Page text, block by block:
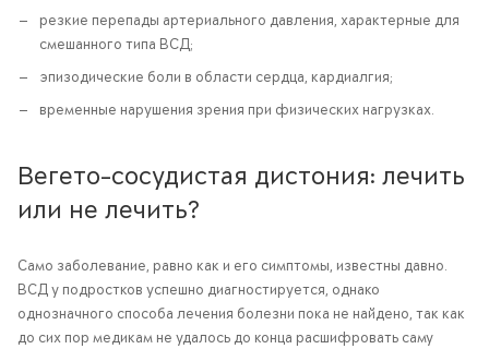
резкие перепады артериального давления, характерные для
смешанного типа ВСД;
эпизодические боли в области сердца, кардиалгия;
временные нарушения зрения при физических нагрузках.
Вегето-сосудистая дистония: лечить
или не лечить?
Само заболевание, равно как и его симптомы, известны давно.
ВСД у подростков успешно диагностируется, однако
однозначного способа лечения болезни пока не найдено, так как
до сих пор медикам не удалось до конца расшифровать саму